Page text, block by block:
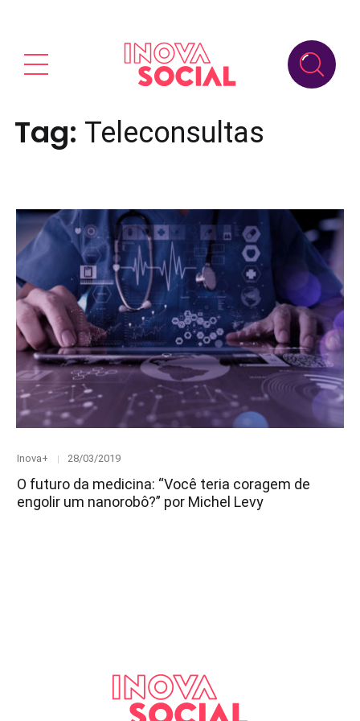
Tag: Teleconsultas
Category
Inova+
Posted
28/03/2019
O futuro da medicina: “Você teria coragem de
engolir um nanorobô?” por Michel Levy